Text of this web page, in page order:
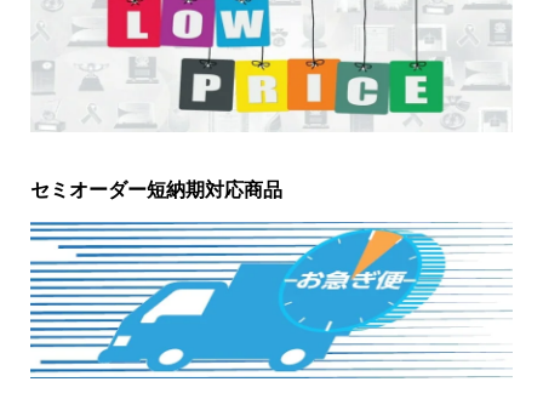
セミオーダー短納期対応商品